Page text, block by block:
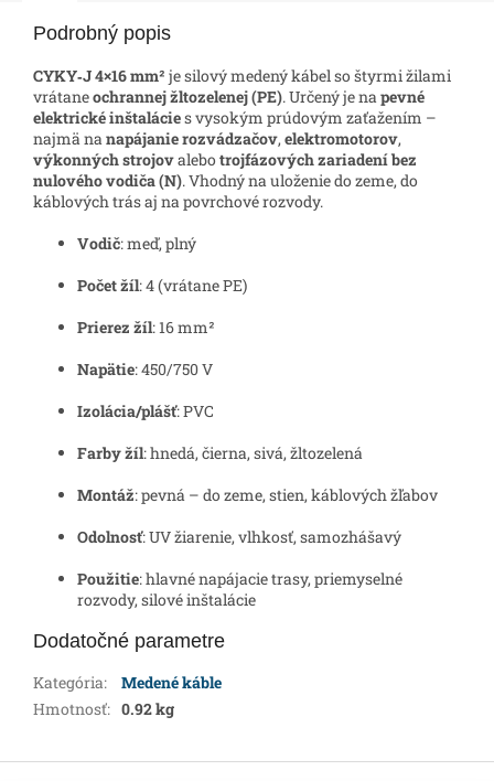
Podrobný popis
CYKY‑J 4×16 mm² je silový medený kábel so štyrmi žilami
vrátaneochrannej žltozelenej (PE). Určený je napevné
elektrické inštalácies vysokým prúdovým zaťažením –
najmä nanapájanie rozvádzačov,elektromotorov,
výkonných strojovalebotrojfázových zariadení bez
nulového vodiča (N). Vhodný na uloženie do zeme, do
káblových trás aj na povrchové rozvody.
Vodič: meď, plný
Počet žíl: 4 (vrátane PE)
Prierez žíl: 16 mm²
Napätie: 450/750 V
Izolácia/plášť: PVC
Farby žíl: hnedá, čierna, sivá, žltozelená
Montáž: pevná – do zeme, stien, káblových žľabov
Odolnosť: UV žiarenie, vlhkosť, samozhášavý
Použitie: hlavné napájacie trasy, priemyselné
rozvody, silové inštalácie
Dodatočné parametre
Kategória:
Medené káble
Hmotnosť: 0.92 kg